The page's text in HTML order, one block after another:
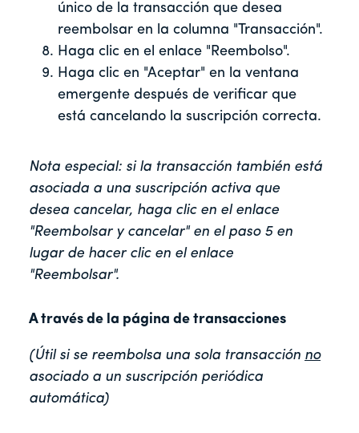
único de la transacción que desea
reembolsar en la columna "Transacción".
Haga clic en el enlace "Reembolso".
Haga clic en "Aceptar" en la ventana
emergente después de verificar que
está cancelando la suscripción correcta.
Nota especial: si la transacción también está
asociada a una suscripción activa que
desea cancelar, haga clic en el enlace
"Reembolsar y cancelar" en el paso 5 en
lugar de hacer clic en el enlace
"Reembolsar".
A través de la página de transacciones
(Útil si se reembolsa una sola transacción no
asociado a un suscripción periódica
automática)